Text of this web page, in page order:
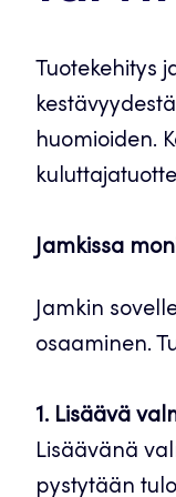
Tuotekehitys
huomioiden.
Jamkissa
Jamkin
osaaminen.
1. Lisäävä
Lisäävänä
pystytään